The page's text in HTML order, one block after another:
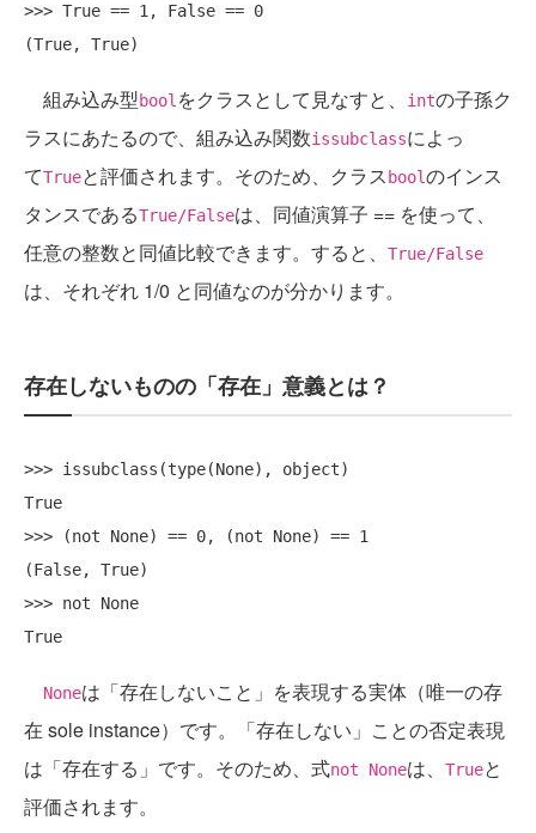
>>> True == 1, False == 0
組み込み型bool をクラスとして見なすと、 intの子孫ク
ラスにあたるので、組み込み関数issubclassによっ
てTrueと評価されます。そのため、クラス boolのインス
タンスであるTrue/Falseは、同値演算子 == を使って、
任意の整数と同値比較できます。すると、
True/False
は、それぞれ 1/0 と同値なのが分かります。
存在しないものの「存在」意義とは？
>>> issubclass(type(None), object)
True
>>> (not None) == 0, (not None) == 1
(False, True)
>>> not None
Noneは「存在しないこと」を表現する実体（唯一の存
在 sole instance）です。「存在しない」ことの否定表現
は「存在する」です。そのため、式not Noneは、 Trueと
評価されます。